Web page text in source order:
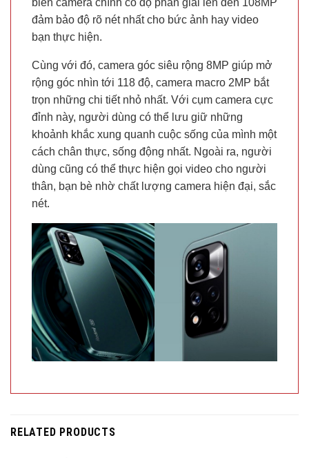
biến camera chính có độ phân giải lên đến 108MP
đảm bảo độ rõ nét nhất cho bức ảnh hay video
bạn thực hiện.
Cùng với đó, camera góc siêu rộng 8MP giúp mở
rộng góc nhìn tới 118 độ, camera macro 2MP bắt
trọn những chi tiết nhỏ nhất. Với cụm camera cực
đỉnh này, người dùng có thể lưu giữ những
khoảnh khắc xung quanh cuộc sống của mình một
cách chân thực, sống động nhất. Ngoài ra, người
dùng cũng có thể thực hiện gọi video cho người
thân, bạn bè nhờ chất lượng camera hiện đại, sắc
nét.
RELATED PRODUCTS